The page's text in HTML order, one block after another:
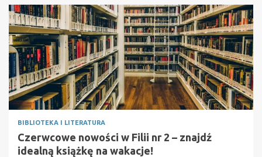
BIBLIOTEKA I LITERATURA
Czerwcowe nowości w Filii nr 2 – znajdź
idealną książkę na wakacje!